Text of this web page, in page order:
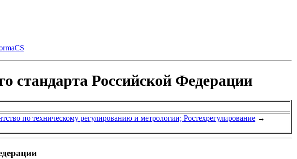
стандарта Российской Федерации
по техническому регулированию и метрологии; Ростехрегулирование →